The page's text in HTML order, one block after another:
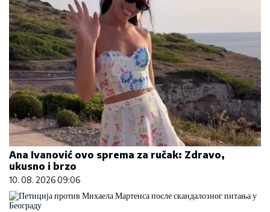
Ana Ivanović ovo sprema za ručak: Zdravo,
ukusno i brzo
10. 08. 2026 09:06